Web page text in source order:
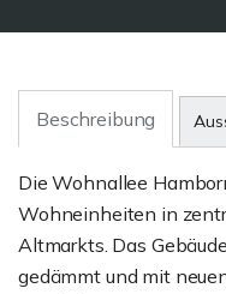
Beschreibung
Die Wohnallee
Wohneinheiten in
Altmarkts. Das
gedämmt und mit